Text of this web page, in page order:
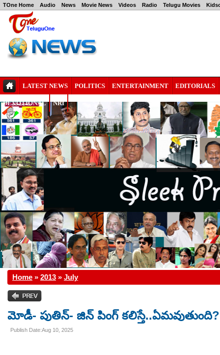
TOne Home Audio News Movie News Videos Radio Telugu Movies
LATEST NEWS POLITICS ENTERTAINMENT EDITORIALS
DEVOTIONAL NRI
Home » 2013 » July
మోడీ- పుతిన్- జిన్ పింగ్
Publish Date:Aug 10, 2025